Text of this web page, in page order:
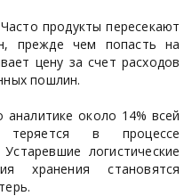
продукты пересекают
прежде чем попасть на
цену за счет расходов
пошлин.
аналитике около 14% всей
теряется в процессе
логистические
хранения становятся